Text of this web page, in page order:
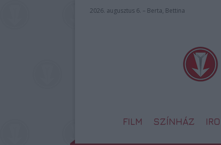
2026. augusztus 6. – Berta, Bettina
FILM SZÍNHÁZ